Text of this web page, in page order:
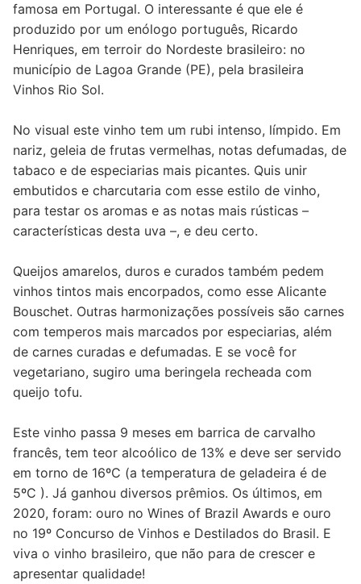
famosa em Portugal. O interessante é que ele é
produzido por um enólogo português, Ricardo
Henriques, em terroir do Nordeste brasileiro: no
município de Lagoa Grande (PE), pela brasileira
Vinhos Rio Sol.
No visual este vinho tem um rubi intenso, límpido. Em
nariz, geleia de frutas vermelhas, notas defumadas, de
tabaco e de especiarias mais picantes. Quis unir
embutidos e charcutaria com esse estilo de vinho,
para testar os aromas e as notas mais rústicas –
características desta uva –, e deu certo.
Queijos amarelos, duros e curados também pedem
vinhos tintos mais encorpados, como esse Alicante
Bouschet. Outras harmonizações possíveis são carnes
com temperos mais marcados por especiarias, além
de carnes curadas e defumadas. E se você for
vegetariano, sugiro uma beringela recheada com
queijo tofu.
Este vinho passa 9 meses em barrica de carvalho
francês, tem teor alcoólico de 13% e deve ser servido
em torno de 16ºC (a temperatura de geladeira é de
5ºC ). Já ganhou diversos prêmios. Os últimos, em
2020, foram: ouro no Wines of Brazil Awards e ouro
no 19º Concurso de Vinhos e Destilados do Brasil. E
viva o vinho brasileiro, que não para de crescer e
apresentar qualidade!